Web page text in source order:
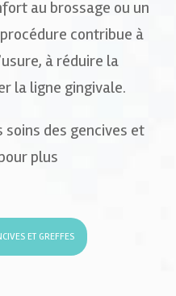
au brossage ou un
contribue à
à réduire la
la ligne gingivale.
des gencives et
plus
ET GREFFES